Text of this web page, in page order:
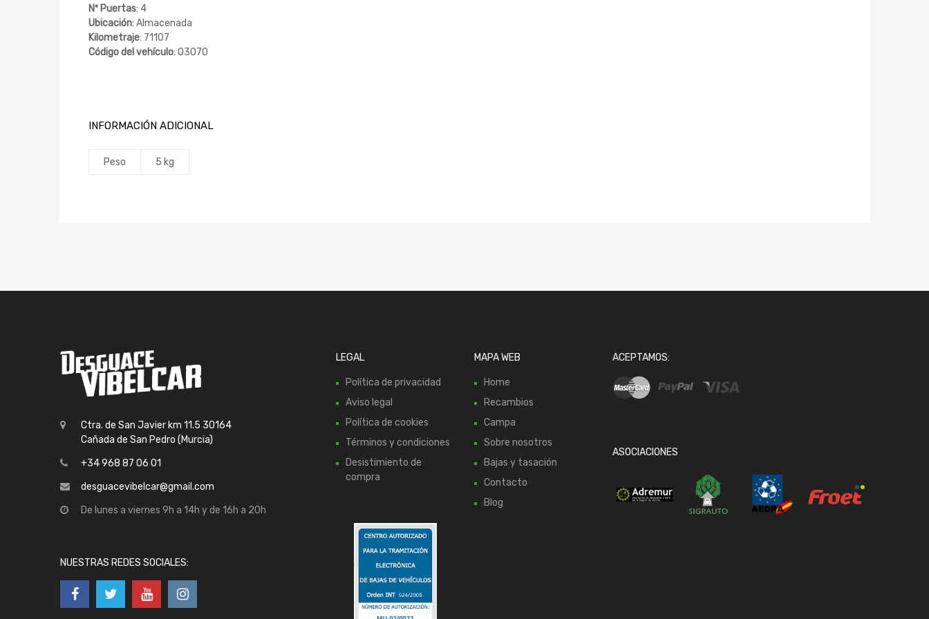
Nº Puertas: 4
Ubicación: Almacenada
Kilometraje: 71107
Código del vehículo: 03070
INFORMACIÓN ADICIONAL
Peso 5 kg
Ctra. de San Javier km 11.5 30164
Cañada de San Pedro (Murcia)
+34 968 87 06 01
desguacevibelcar@gmail.com
De lunes a viernes 9h a 14h y de 16h a 20h
NUESTRAS REDES SOCIALES:
LEGAL
Política de privacidad
Aviso legal
Política de cookies
Términos y condiciones
Desistimiento de
compra
MAPA WEB
Home
Recambios
Campa
Sobre nosotros
Bajas y tasación
Contacto
Blog
ACEPTAMOS:
ASOCIACIONES